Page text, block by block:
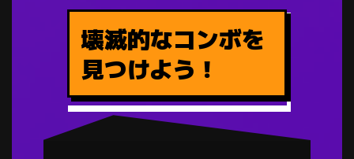
壊滅的なコンボを
見つけよう！